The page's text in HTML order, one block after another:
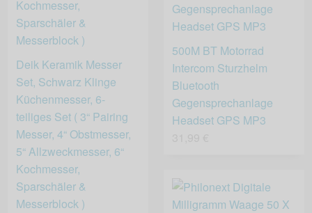
Deik Keramik Messer
Set, Schwarz Klinge
Küchenmesser, 6-
teiliges Set ( 3“ Pairing
Messer, 4“ Obstmesser,
5“ Allzweckmesser, 6“
Kochmesser,
Sparschäler &
Messerblock )
500M BT Motorrad
Intercom Sturzhelm
Bluetooth
Gegensprechanlage
Headset GPS MP3